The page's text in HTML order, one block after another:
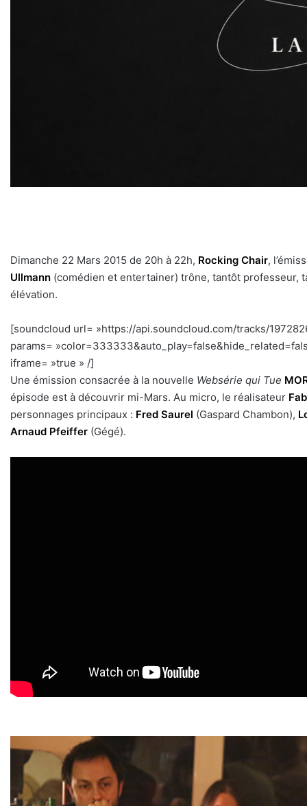
Dimanche 22 Mars 2015 de 20h à 22h, Rocking Chair,
Ullmann (comédien et entertainer) trône, tantôt professeur,
élévation.
[soundcloud url= »https://api.soundcloud.com/tracks/
params=
iframe= »true » /]
Une émission consacrée à la nouvelle Websérie qui Tue
épisode est à découvrir mi-Mars. Au micro, le réalisateur
personnages principaux : Fred Saurel (Gaspard Chambon),
Arnaud Pfeiffer (Gégé).